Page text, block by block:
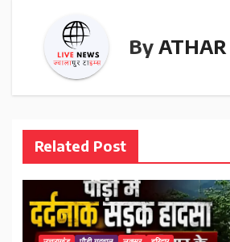
By ATHAR
Related Post